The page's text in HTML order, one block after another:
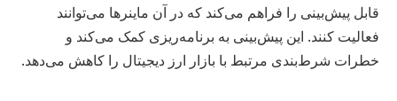
قابل پیش‌بینی را فراهم می‌کند که در آن ماینرها می‌توانند
فعالیت کنند. این پیش‌بینی به برنامه‌ریزی کمک می‌کند و
خطرات شرط‌بندی مرتبط با بازار ارز دیجیتال را کاهش می‌دهد.